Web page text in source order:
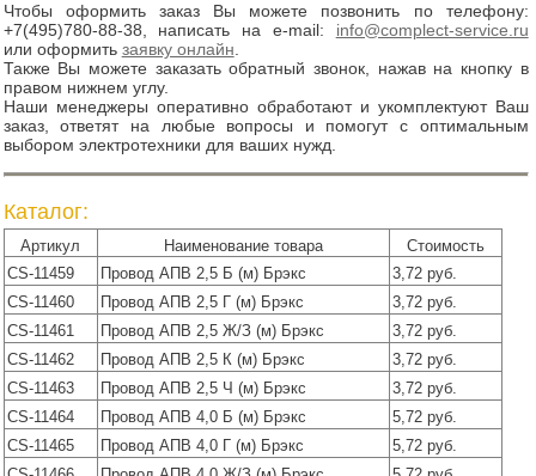
Чтобы оформить заказ Вы можете позвонить по телефону:
+7(495)780-88-38, написать на e-mail: info@complect-service.ru
или оформить заявку онлайн.
Также Вы можете заказать обратный звонок, нажав на кнопку в
правом нижнем углу.
Наши менеджеры оперативно обработают и укомплектуют Ваш
заказ, ответят на любые вопросы и помогут с оптимальным
выбором электротехники для ваших нужд.
Каталог:
Артикул Наименование товара
Стоимость
CS-11459
Провод АПВ 2,5 Б (м) Брэкс
3,72 руб.
CS-11460
Провод АПВ 2,5 Г (м) Брэкс
3,72 руб.
CS-11461
Провод АПВ 2,5 Ж/З (м) Брэкс
3,72 руб.
CS-11462
Провод АПВ 2,5 К (м) Брэкс
3,72 руб.
CS-11463
Провод АПВ 2,5 Ч (м) Брэкс
3,72 руб.
CS-11464
Провод АПВ 4,0 Б (м) Брэкс
5,72 руб.
CS-11465
Провод АПВ 4,0 Г (м) Брэкс
5,72 руб.